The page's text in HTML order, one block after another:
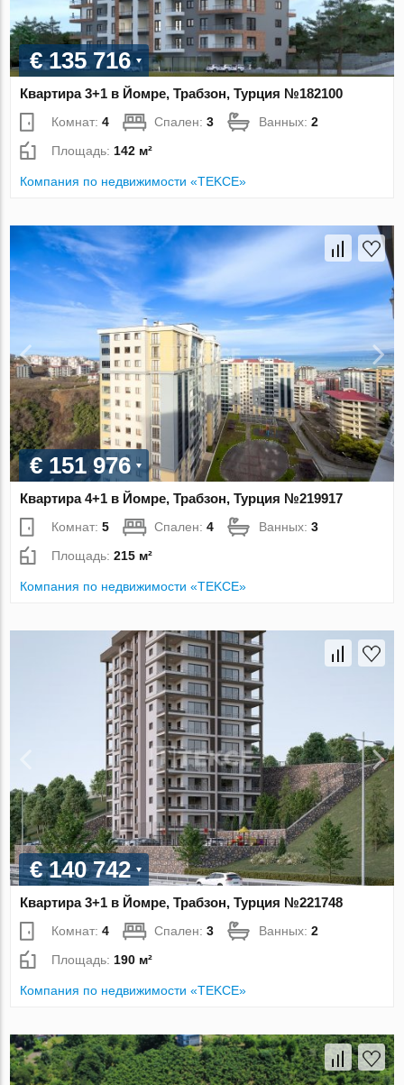
€ 135 716
Квартира 3+1 в Йомре, Трабзон, Турция №182100
Комнат:4 Спален:3 Ванных:2
Площадь: 142 м²
Компания по недвижимости «TEKCE»
€ 151 976
Квартира 4+1 в Йомре, Трабзон, Турция №219917
Комнат:5 Спален:4 Ванных:3
Площадь:215 м²
Компания по недвижимости «TEKCE»
€ 140 742
Квартира 3+1 в Йомре, Трабзон, Турция №221748
Комнат:4 Спален:3 Ванных:2
Площадь:190 м²
Компания по недвижимости «TEKCE»